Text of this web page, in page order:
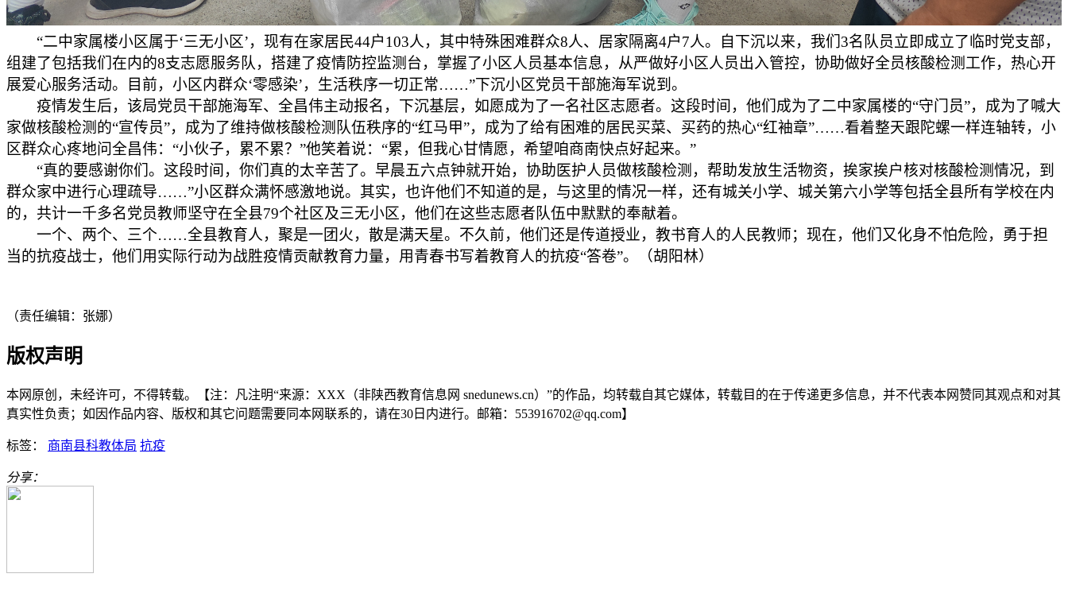
“二中家属楼小区属于‘三无小区’，现有在家居民44户103人，其中特殊困难群众8人、居家隔离4户7人。自下沉以来，我们3名队员立即成立了临时党支部，
组建了包括我们在内的8支志愿服务队，搭建了疫情防控监测台，掌握了小区人员基本信息，从严做好小区人员出入管控，协助做好全员核酸检测工作，热心开
展爱心服务活动。目前，小区内群众‘零感染’，生活秩序一切正常……”下沉小区党员干部施海军说到。
疫情发生后，该局党员干部施海军、全昌伟主动报名，下沉基层，如愿成为了一名社区志愿者。这段时间，他们成为了二中家属楼的“守门员”，成为了喊大
家做核酸检测的“宣传员”，成为了维持做核酸检测队伍秩序的“红马甲”，成为了给有困难的居民买菜、买药的热心“红袖章”……看着整天跟陀螺一样连轴转，小
区群众心疼地问全昌伟：“小伙子，累不累？”他笑着说：“累，但我心甘情愿，希望咱商南快点好起来。”
“真的要感谢你们。这段时间，你们真的太辛苦了。早晨五六点钟就开始，协助医护人员做核酸检测，帮助发放生活物资，挨家挨户核对核酸检测情况，到
群众家中进行心理疏导……”小区群众满怀感激地说。其实，也许他们不知道的是，与这里的情况一样，还有城关小学、城关第六小学等包括全县所有学校在内
的，共计一千多名党员教师坚守在全县79个社区及三无小区，他们在这些志愿者队伍中默默的奉献着。
一个、两个、三个……全县教育人，聚是一团火，散是满天星。不久前，他们还是传道授业，教书育人的人民教师；现在，他们又化身不怕危险，勇于担
当的抗疫战士，他们用实际行动为战胜疫情贡献教育力量，用青春书写着教育人的抗疫“答卷”。（胡阳林）
（责任编辑：张娜）
版权声明
本网原创，未经许可，不得转载。【注：凡注明“来源：XXX（非陕西教育信息网 snedunews.cn）”的作品，均转载自其它媒体，转载目的在于传递更多信息，并不代表本网赞同其观点和对其
真实性负责；如因作品内容、版权和其它问题需要同本网联系的，请在30日内进行。邮箱：553916702@qq.com】
标签： 商南县科教体局 抗疫
分享：